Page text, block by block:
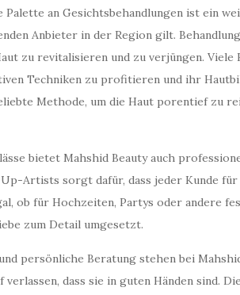
Palette an Gesichtsbehandlungen ist ein
Anbieter in der Region gilt.
zu revitalisieren und zu verjüngen. Viele
Techniken zu profitieren und ihr
Methode, um die Haut porentief zu
bietet Mahshid Beauty auch
Artists sorgt dafür, dass jeder Kunde
ob für Hochzeiten, Partys oder andere
zum Detail umgesetzt.
persönliche Beratung stehen bei
verlassen, dass sie in guten Händen sind.